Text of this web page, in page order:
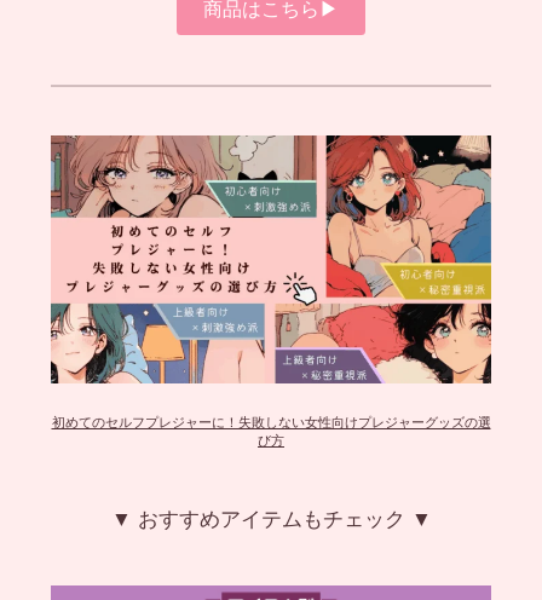
商品はこちら▶︎
初めてのセルフプレジャーに！失敗しない女性向けプレジャーグッズの選
び方
▼ おすすめアイテムもチェック ▼